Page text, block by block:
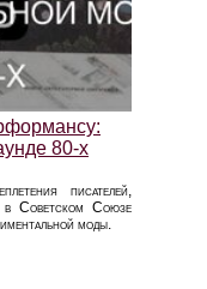
80‑х
писателей,
в Советском Союзе
моды.